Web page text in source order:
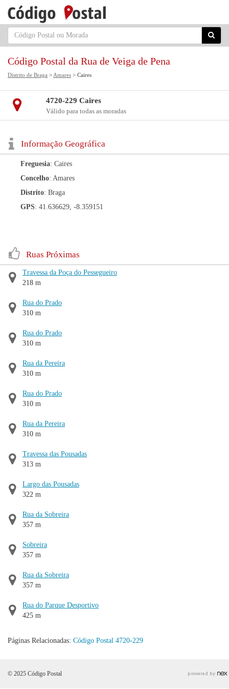
Código Postal da Rua de Veiga de Pena
Distrito de Braga > Amares > Caires
4720-229 Caires
Válido para todas as moradas
Informação Geográfica
Freguesia: Caires
Concelho: Amares
Distrito: Braga
GPS: 41.636629, -8.359151
Ruas Próximas
Travessa da Poça do Pessegueiro
218 m
Rua do Prado
310 m
Rua do Prado
310 m
Rua da Pereira
310 m
Rua do Prado
310 m
Rua da Pereira
310 m
Travessa das Pousadas
313 m
Largo das Pousadas
322 m
Rua da Sobreira
357 m
Sobreira
357 m
Rua da Sobreira
357 m
Rua do Parque Desportivo
425 m
Páginas Relacionadas: Código Postal 4720-229
© 2025 Código Postal